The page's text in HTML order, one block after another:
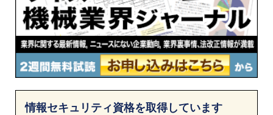
情報セキュリティ資格を取得しています